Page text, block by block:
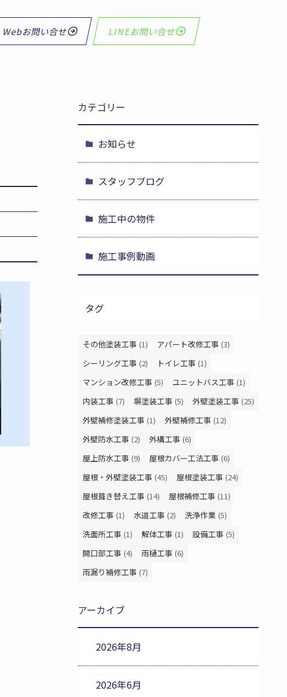
Webお問い合せ LINEお問い合せ
カテゴリー
お知らせ
スタッフブログ
施工中の物件
施工事例動画
タグ
その他塗装工事 (1) アパート改修工事 (3)
シーリング工事 (2) トイレ工事 (1)
マンション改修工事 (5) ユニットバス工事 (1)
内装工事 (7) 塀塗装工事 (5) 外壁塗装工事 (25)
外壁補修塗装工事 (1) 外壁補修工事 (12)
外壁防水工事 (2) 外構工事 (6)
屋上防水工事 (9) 屋根カバー工法工事 (6)
屋根・外壁塗装工事 (45) 屋根塗装工事 (24)
屋根葺き替え工事 (14) 屋根補修工事 (11)
改修工事 (1) 水道工事 (2) 洗浄作業 (5)
洗面所工事 (1) 解体工事 (1) 設備工事 (5)
開口部工事 (4) 雨樋工事 (6)
雨漏り補修工事 (7)
アーカイブ
2026年8月
2026年6月